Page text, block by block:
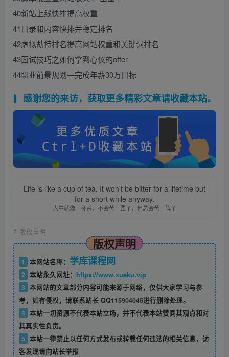
40新站上线快排提高权重
41目录和内容快排并稳定排名
42虚拟劫持排名提高网站权重和关键词排名
43面试技巧之如何拿到心仪的offer
44职业前景规划—完成年薪30万目标
感谢您的来访，获取更多精彩文章请收藏本站。
Life is like a cup of tea. It won't be bitter for a lifetime but
for a short while anyway.
人生就像一杯茶，不会苦一辈子，但总会苦一阵子
© 版权声明
版权声明
1 本网站名称： 学库课程网
2 本站永久网址： https://www.xueku.vip
3 本网站的文章部分内容可能来源于网络，仅供大家学习与参
考，如有侵权，请联系站长 QQ115904045进行删除处理。
4 本站一切资源不代表本站立场，并不代表本站赞同其观点和对
其真实性负责。
5 本站一律禁止以任何方式发布或转载任何违法的相关信息，访
客发现请向站长举报